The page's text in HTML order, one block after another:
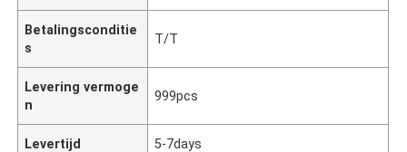
Betalingsconditie
s
T/T
Levering vermoge
n
999pcs
Levertijd 5-7days